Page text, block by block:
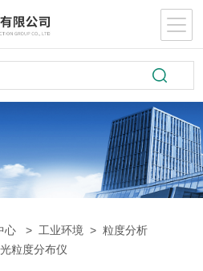
心 > 工业环境 >粒度分析
粒度分布仪